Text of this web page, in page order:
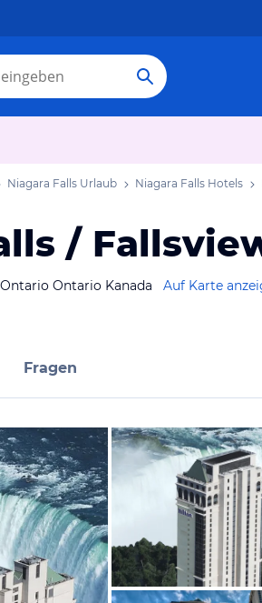
Niagara Falls Urlaub Niagara Falls Hotels
/
Ontario Kanada Auf Karte
Fragen